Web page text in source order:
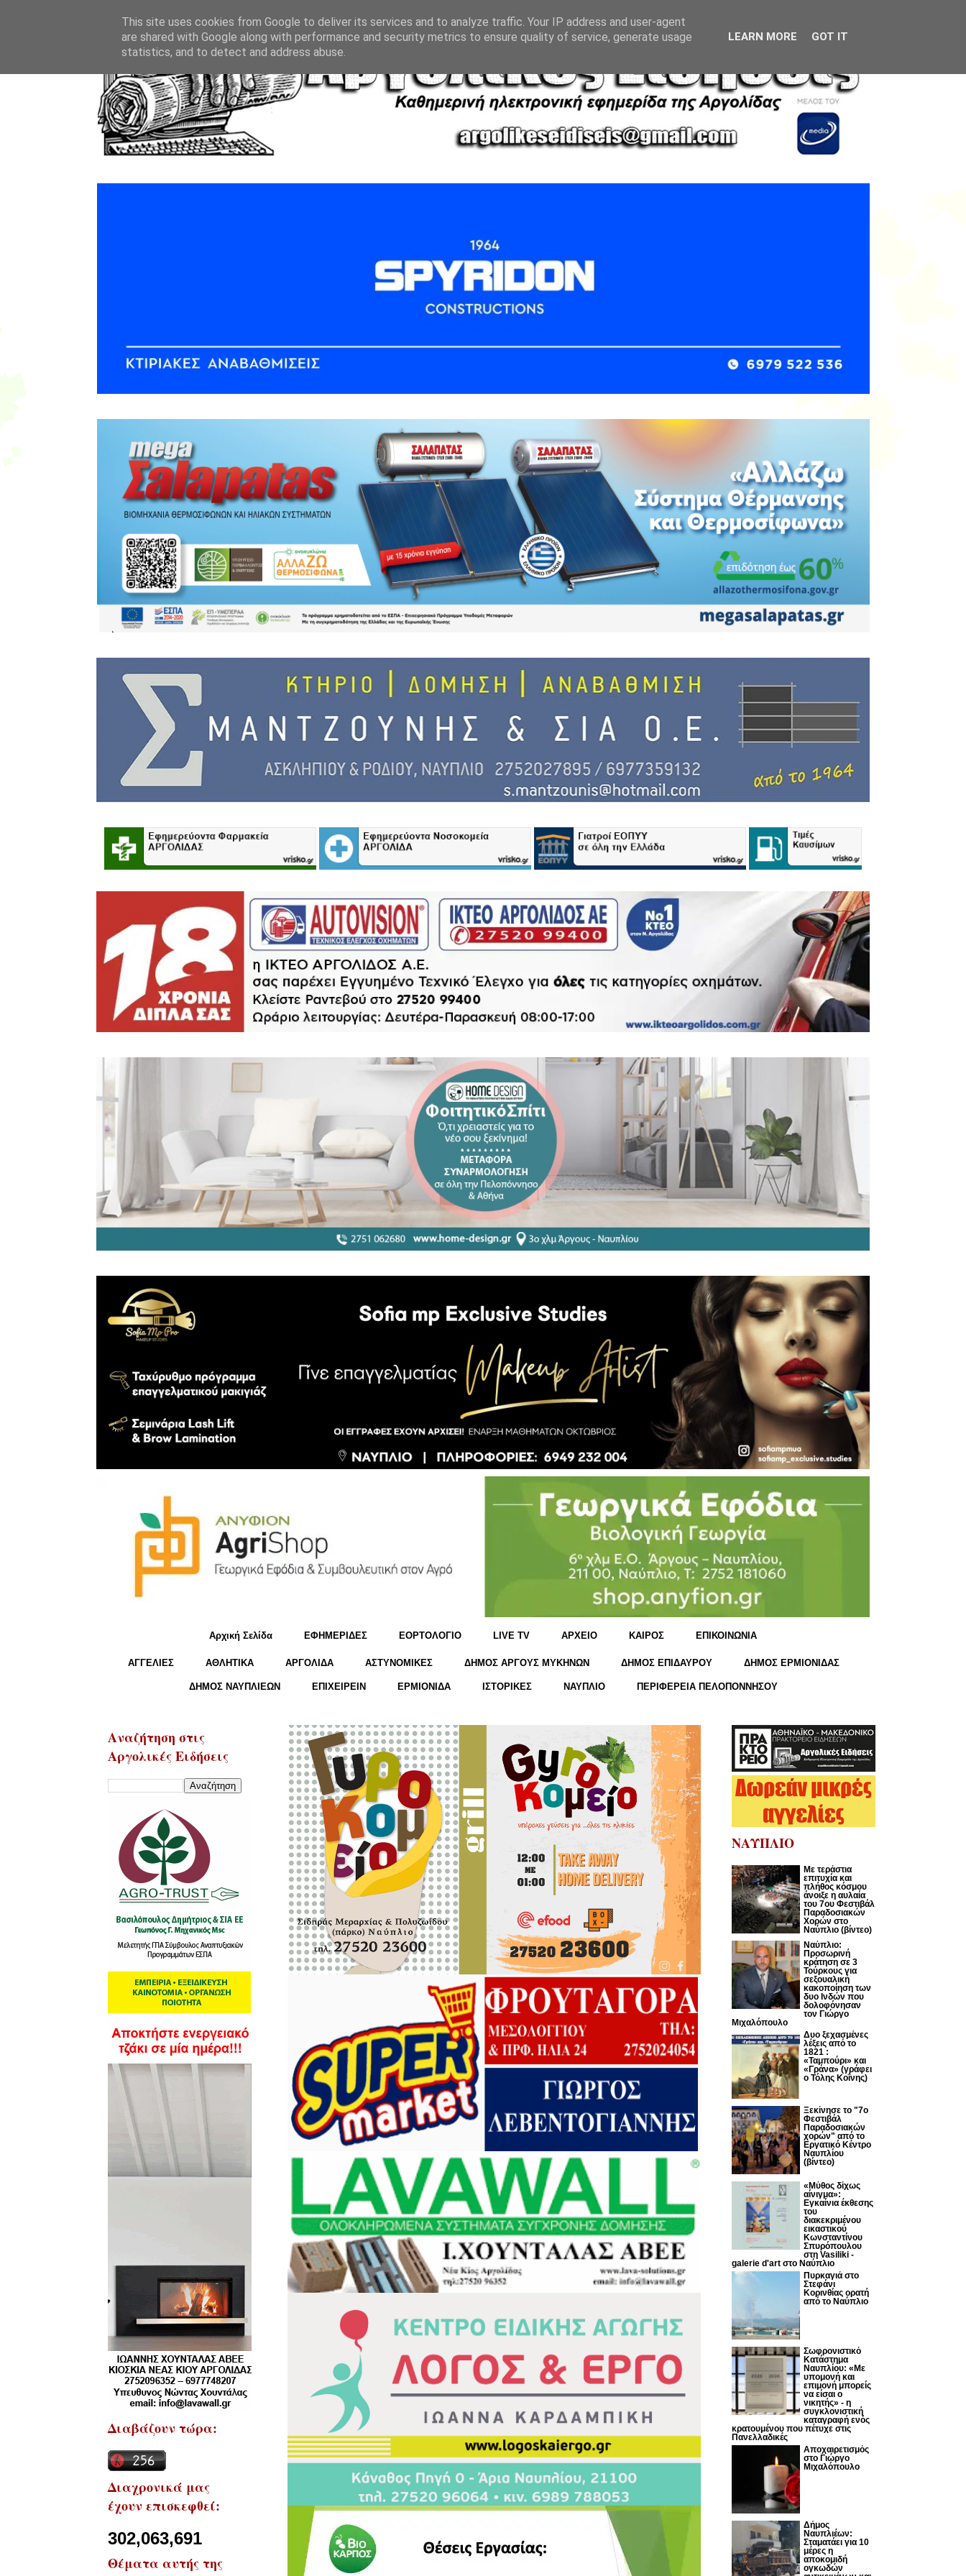
Αρχική Σελίδα ΕΦΗΜΕΡΙΔΕΣ ΕΟΡΤΟΛΟΓΙΟ LIVE TV ΑΡΧΕΙΟ KΑΙΡΟΣ ΕΠΙΚΟΙΝΩΝΙΑ
ΑΓΓΕΛΙΕΣ ΑΘΛΗΤΙΚΑ ΑΡΓΟΛΙΔΑ ΑΣΤΥΝΟΜΙΚΕΣ ΔΗΜΟΣ ΑΡΓΟΥΣ ΜΥΚΗΝΩΝ ΔΗΜΟΣ ΕΠΙΔΑΥΡΟΥ ΔΗΜΟΣ ΕΡΜΙΟΝΙΔΑΣ
ΔΗΜΟΣ ΝΑΥΠΛΙΕΩΝ ΕΠΙΧΕΙΡΕΙΝ ΕΡΜΙΟΝΙΔΑ ΙΣΤΟΡΙΚΕΣ ΝΑΥΠΛΙΟ ΠΕΡΙΦΕΡΕΙΑ ΠΕΛΟΠΟΝΝΗΣΟΥ
Αναζήτηση στις
Αργολικές Ειδήσεις
Διαβάζουν τώρα:
Διαχρονικά μας
έχουν επισκεφθεί:
302,063,691
Θέματα αυτής της
ΝΑΥΠΛΙΟ
Με τεράστια
επιτυχία και
πλήθος κόσμου
άνοιξε η αυλαία
του 7ου Φεστιβάλ
Παραδοσιακών
Χορών στο
Ναύπλιο (βίντεο)
Ναύπλιο:
Προσωρινή
κράτηση σε 3
Τούρκους για
σεξουαλική
κακοποίηση των
δυο Ινδών που
δολοφόνησαν
τον Γιώργο
Μιχαλόπουλο
Δυο ξεχασμένες
λέξεις από το
1821 :
«Ταμπούρι» και
«Γράνα» (γράφει
ο Τόλης Κοΐνης)
Ξεκίνησε το "7ο
Φεστιβάλ
Παραδοσιακών
χορών" από το
Εργατικό Κέντρο
Ναυπλίου
(βίντεο)
«Μύθος δίχως
αίνιγμα»:
Εγκαίνια έκθεσης
του
διακεκριμένου
εικαστικού
Κωνσταντίνου
Σπυρόπουλου
στη Vasiliki -
galerie d'art στο Ναύπλιο
Πυρκαγιά στο
Στεφάνι
Κορινθίας ορατή
από το Ναύπλιο
Σωφρονιστικό
Κατάστημα
Ναυπλίου: «Με
υπομονή και
επιμονή μπορείς
να είσαι ο
νικητής» - η
συγκλονιστική
καταγραφή ενός
κρατουμένου που πέτυχε στις
Πανελλαδικές
Αποχαιρετισμός
στο Γιώργο
Μιχαλόπουλο
Δήμος
Ναυπλιέων:
Σταματάει για 10
μέρες η
αποκομιδή
ογκωδών
This site uses cookies from Google to deliver its services and to analyze traffic. Your IP address and user-agent
are shared with Google along with performance and security metrics to ensure quality of service, generate usage
statistics, and to detect and address abuse.
LEARN MORE GOT IT